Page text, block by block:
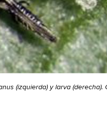
(izquierda) y larva